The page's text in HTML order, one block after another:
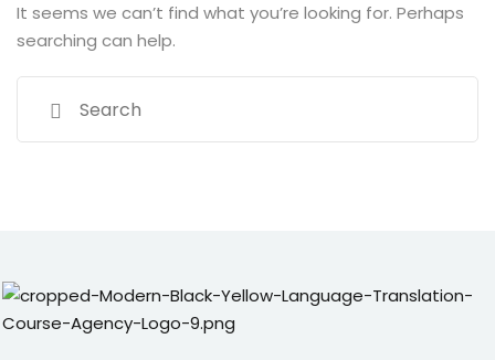
It seems we can’t find what you’re looking for. Perhaps
searching can help.
Remember me Lost your password?
Already have an account? Sign in